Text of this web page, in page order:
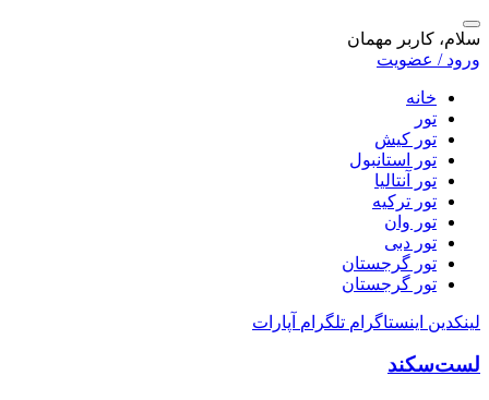
سلام، کاربر مهمان
ورود / عضویت
خانه
تور
تور کیش
تور استانبول
تور آنتالیا
تور ترکیه
تور وان
تور دبی
تور گرجستان
تور گرجستان
لینکدین اینستاگرام تلگرام آپارات
لست‌سکند